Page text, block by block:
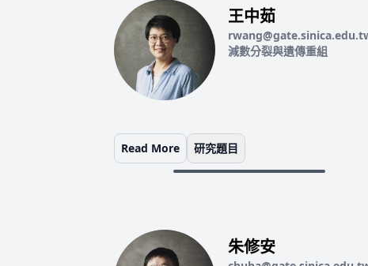
王中茹
減數分裂與遺傳重組
Read More 研究題目
朱修安